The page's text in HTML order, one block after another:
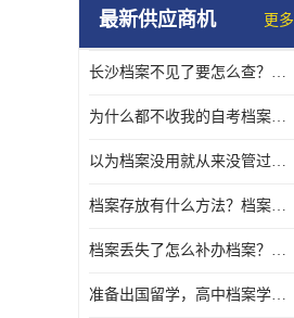
最新供应商机 更多
长沙档案不见了要怎么查？档案查询 档案补办
为什么都不收我的自考档案？自考档案怎么存档？
以为档案没用就从来没管过，现在要用档案该怎么办？
档案存放有什么方法？档案在手里为什么不能用
档案丢失了怎么补办档案？湖南档案补办 档案补办方法
准备出国留学，高中档案学校发给我了怎么办？